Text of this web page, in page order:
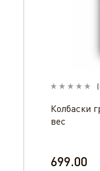
(
Колбаски
вес
699.00